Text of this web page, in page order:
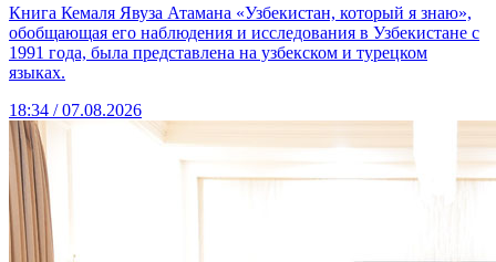
Книга Кемаля Явуза Атамана «Узбекистан, который я знаю»,
обобщающая его наблюдения и исследования в Узбекистане с
1991 года, была представлена на узбекском и турецком
языках.
18:34 / 07.08.2026